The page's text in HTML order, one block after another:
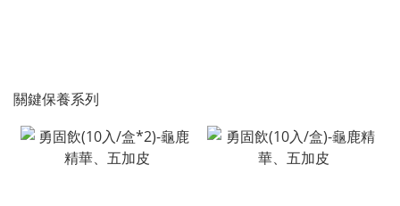
關鍵保養系列